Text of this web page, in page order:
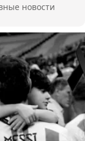
новости